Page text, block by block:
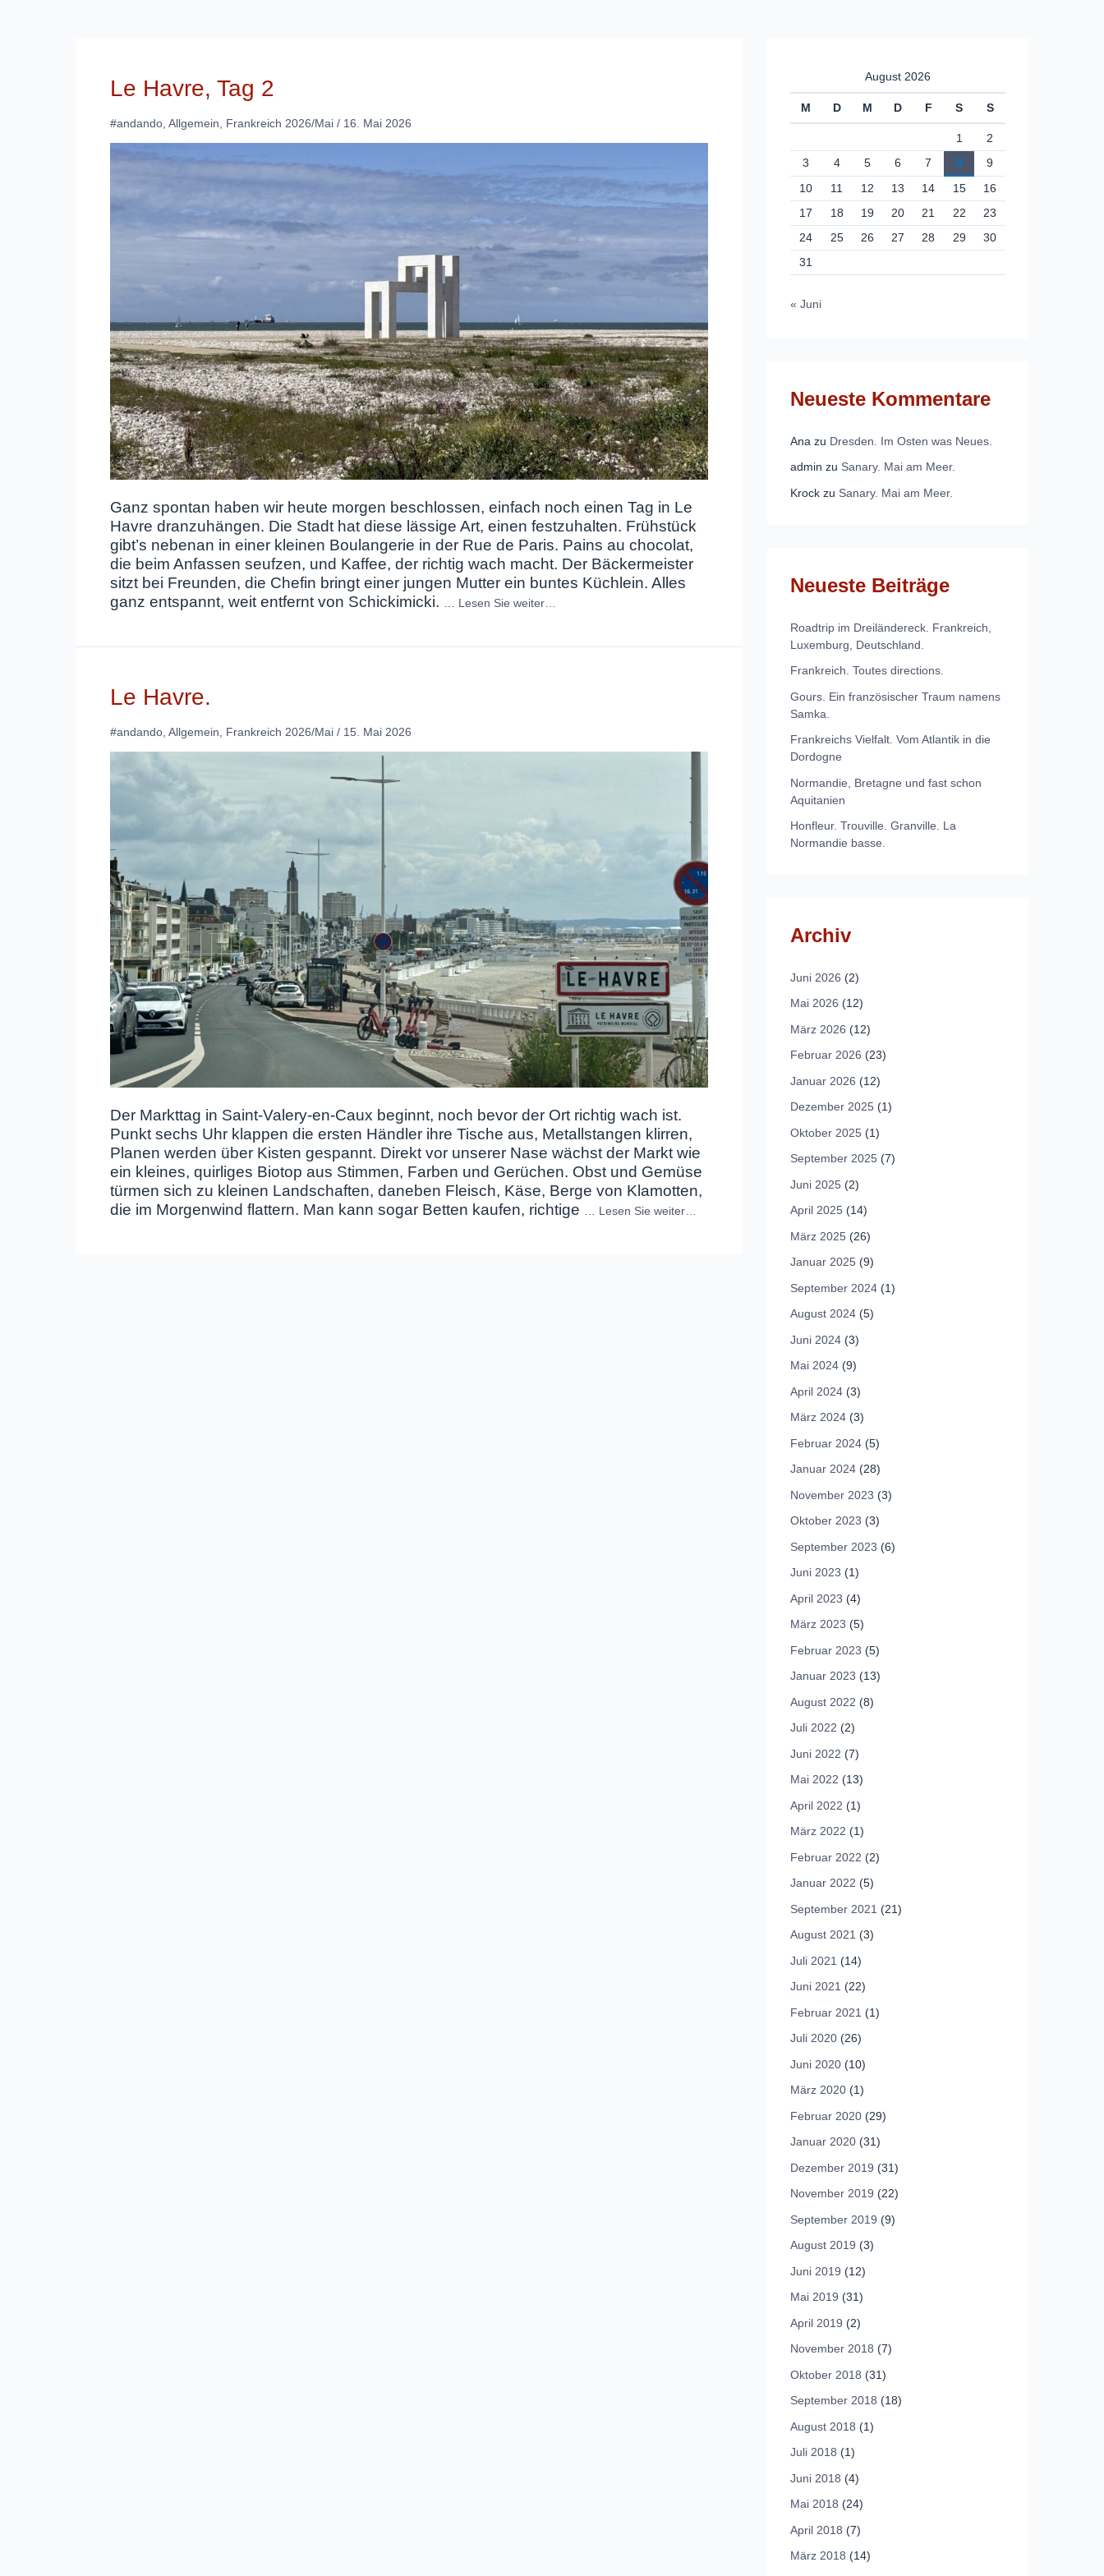
Le Havre, Tag 2
#andando Allgemein Frankreich 2026/Mai / 16. Mai 2026
Ganz spontan haben wir heute morgen beschlossen, einfach noch einen Tag in Le
Havre dranzuhängen. Die Stadt hat diese lässige Art, einen festzuhalten. Frühstück
gibt’s nebenan in einer kleinen Boulangerie in der Rue de Paris. Pains au chocolat,
die beim Anfassen seufzen, und Kaffee, der richtig wach macht. Der Bäckermeister
sitzt bei Freunden, die Chefin bringt einer jungen Mutter ein buntes Küchlein. Alles
ganz entspannt, weit entfernt von Schickimicki.
Lesen Sie weiter…
Le Havre.
#andando Allgemein Frankreich 2026/Mai / 15. Mai 2026
Der Markttag in Saint‑Valery‑en‑Caux beginnt, noch bevor der Ort richtig wach ist.
Punkt sechs Uhr klappen die ersten Händler ihre Tische aus, Metallstangen klirren,
Planen werden über Kisten gespannt. Direkt vor unserer Nase wächst der Markt wie
ein kleines, quirliges Biotop aus Stimmen, Farben und Gerüchen. Obst und Gemüse
türmen sich zu kleinen Landschaften, daneben Fleisch, Käse, Berge von Klamotten,
die im Morgenwind flattern. Man kann sogar Betten kaufen, richtige
Lesen Sie weiter…
August 2026
M D M D F S S
1
2
3
4 5 6 7 8
9
10
11 12 13 14 15
16
17
18 19 20 21 22
23
24
25 26 27 28 29
30
31
« Juni
Neueste Kommentare
Ana zu Dresden. Im Osten was Neues.
admin zu Sanary. Mai am Meer.
Krock zu Sanary. Mai am Meer.
Neueste Beiträge
Roadtrip im Dreiländereck. Frankreich,
Luxemburg, Deutschland.
Frankreich. Toutes directions.
Gours. Ein französischer Traum namens
Samka.
Frankreichs Vielfalt. Vom Atlantik in die
Dordogne
Normandie, Bretagne und fast schon
Aquitanien
Honfleur. Trouville. Granville. La
Normandie basse.
Archiv
Juni 2026 (2)
Mai 2026 (12)
März 2026 (12)
Februar 2026 (23)
Januar 2026 (12)
Dezember 2025 (1)
Oktober 2025 (1)
September 2025 (7)
Juni 2025 (2)
April 2025 (14)
März 2025 (26)
Januar 2025 (9)
September 2024 (1)
August 2024 (5)
Juni 2024 (3)
Mai 2024 (9)
April 2024 (3)
März 2024 (3)
Februar 2024 (5)
Januar 2024 (28)
November 2023 (3)
Oktober 2023 (3)
September 2023 (6)
Juni 2023 (1)
April 2023 (4)
März 2023 (5)
Februar 2023 (5)
Januar 2023 (13)
August 2022 (8)
Juli 2022 (2)
Juni 2022 (7)
Mai 2022 (13)
April 2022 (1)
März 2022 (1)
Februar 2022 (2)
Januar 2022 (5)
September 2021 (21)
August 2021 (3)
Juli 2021 (14)
Juni 2021 (22)
Februar 2021 (1)
Juli 2020 (26)
Juni 2020 (10)
März 2020 (1)
Februar 2020 (29)
Januar 2020 (31)
Dezember 2019 (31)
November 2019 (22)
September 2019 (9)
August 2019 (3)
Juni 2019 (12)
Mai 2019 (31)
April 2019 (2)
November 2018 (7)
Oktober 2018 (31)
September 2018 (18)
August 2018 (1)
Juli 2018 (1)
Juni 2018 (4)
Mai 2018 (24)
April 2018 (7)
März 2018 (14)